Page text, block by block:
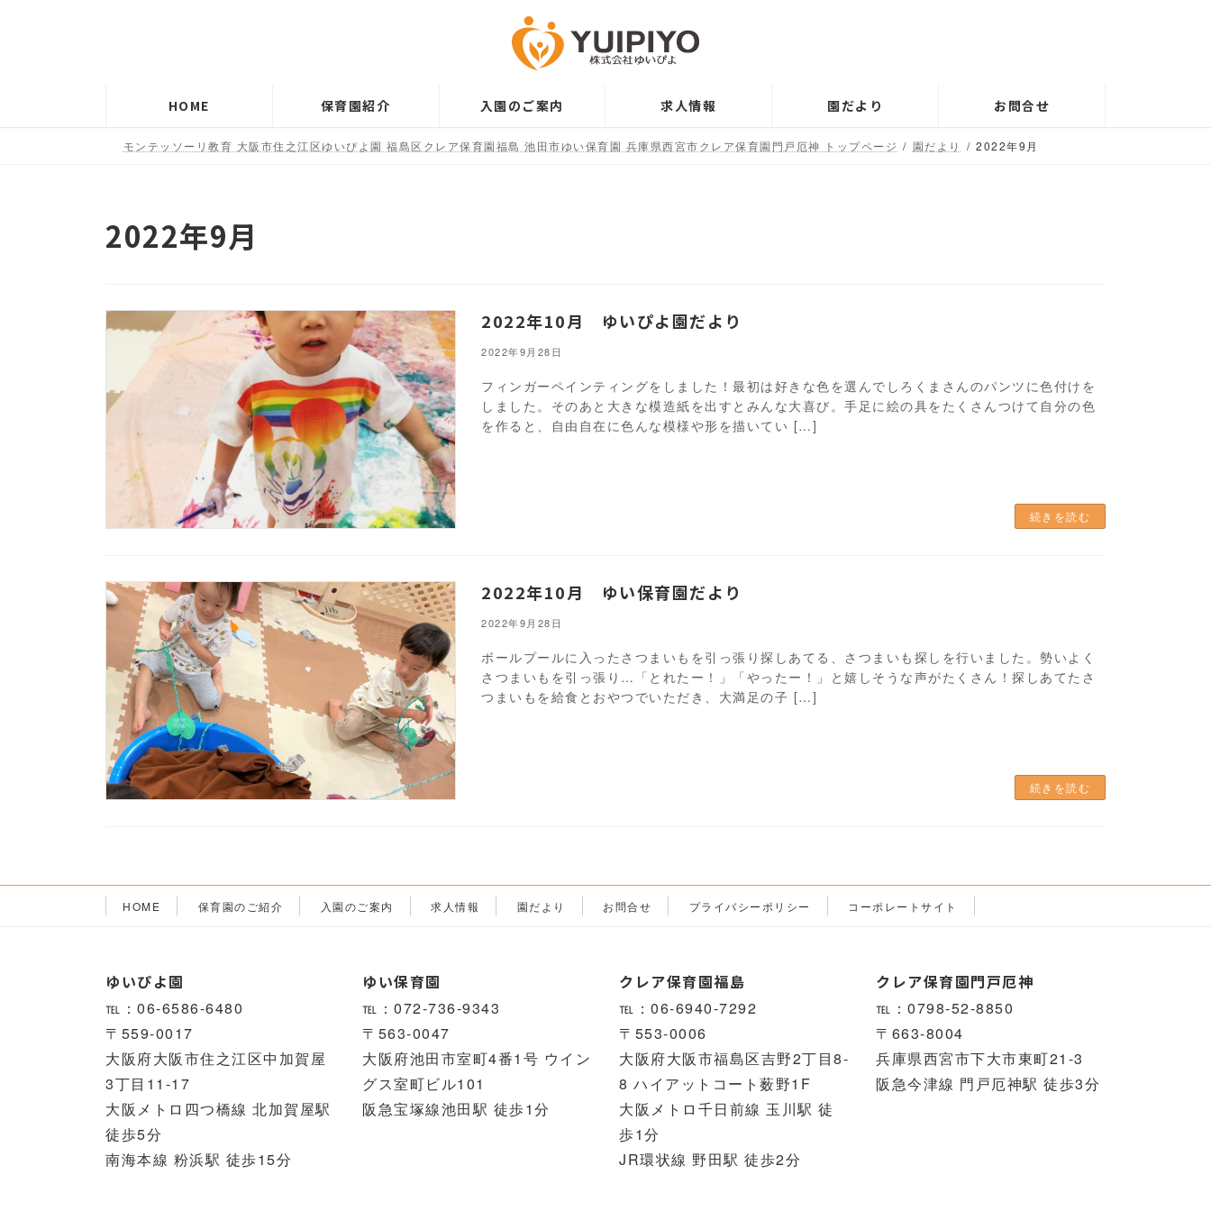
HOME 保育園紹介 入園のご案内 求人情報 園だより お問合せ
モンテッソーリ教育 大阪市住之江区ゆいぴよ園 福島区クレア保育園福島 池田市ゆい保育園 兵庫県西宮市クレア保育園門戸厄神 トップページ 園だより 2022年9月
2022年9月
2022年10月 ゆいぴよ園だより
2022年9月28日
フィンガーペインティングをしました！最初は好きな色を選んでしろくまさんのパンツに色付けを
しました。そのあと大きな模造紙を出すとみんな大喜び。手足に絵の具をたくさんつけて自分の色
を作ると、自由自在に色んな模様や形を描いてい […]
続きを読む
2022年10月 ゆい保育園だより
2022年9月28日
ボールプールに入ったさつまいもを引っ張り探しあてる、さつまいも探しを行いました。勢いよく
さつまいもを引っ張り…「とれたー！」「やったー！」と嬉しそうな声がたくさん！探しあてたさ
つまいもを給食とおやつでいただき、大満足の子 […]
続きを読む
HOME 保育園のご紹介 入園のご案内 求人情報 園だより お問合せ プライバシーポリシー コーポレートサイト
ゆいぴよ園
℡：06-6586-6480
〒559-0017
大阪府大阪市住之江区中加賀屋
3丁目11-17
大阪メトロ四つ橋線 北加賀屋駅
徒歩5分
南海本線 粉浜駅 徒歩15分
ゆい保育園
℡：072-736-9343
〒563-0047
大阪府池田市室町4番1号 ウイン
グス室町ビル101
阪急宝塚線池田駅 徒歩1分
クレア保育園福島
℡：06-6940-7292
〒553-0006
大阪府大阪市福島区吉野2丁目8-
8 ハイアットコート薮野1F
大阪メトロ千日前線 玉川駅 徒
歩1分
JR環状線 野田駅 徒歩2分
クレア保育園門戸厄神
℡：0798-52-8850
〒663-8004
兵庫県西宮市下大市東町21-3
阪急今津線 門戸厄神駅 徒歩3分